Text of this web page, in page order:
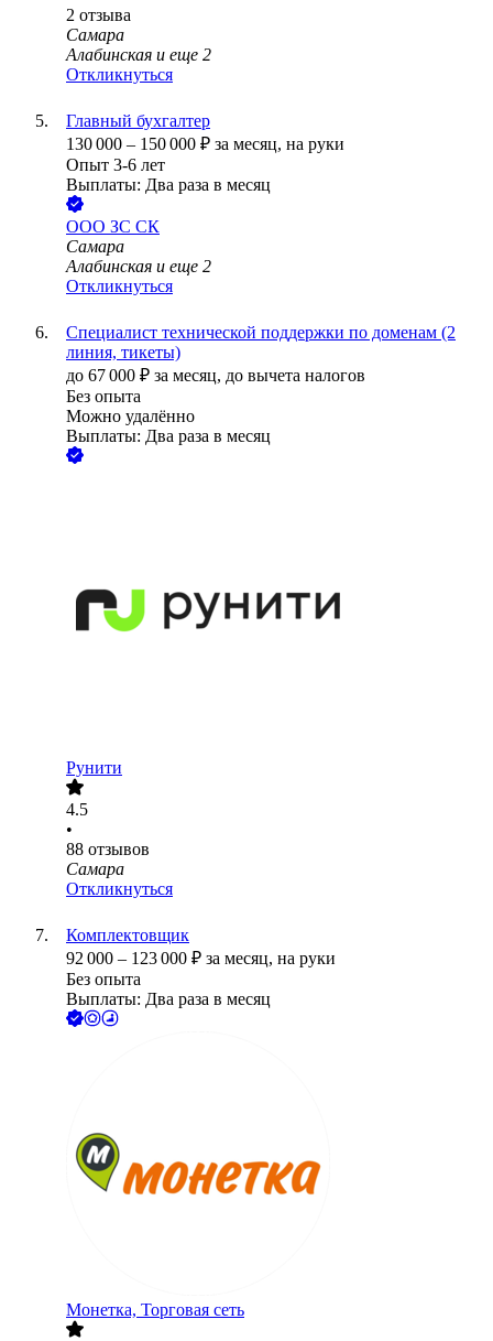
2 отзыва
Самара
Алабинская и еще 2
Откликнуться
Главный бухгалтер
130 000 – 150 000 ₽ за месяц, на руки
Опыт 3-6 лет
Выплаты: Два раза в месяц
ООО ЗС СК
Самара
Алабинская и еще 2
Откликнуться
Специалист технической поддержки по доменам (2
линия, тикеты)
до 67 000 ₽ за месяц, до вычета налогов
Без опыта
Можно удалённо
Выплаты: Два раза в месяц
Рунити
4.5
•
88 отзывов
Самара
Откликнуться
Комплектовщик
92 000 – 123 000 ₽ за месяц, на руки
Без опыта
Выплаты: Два раза в месяц
Монетка, Торговая сеть